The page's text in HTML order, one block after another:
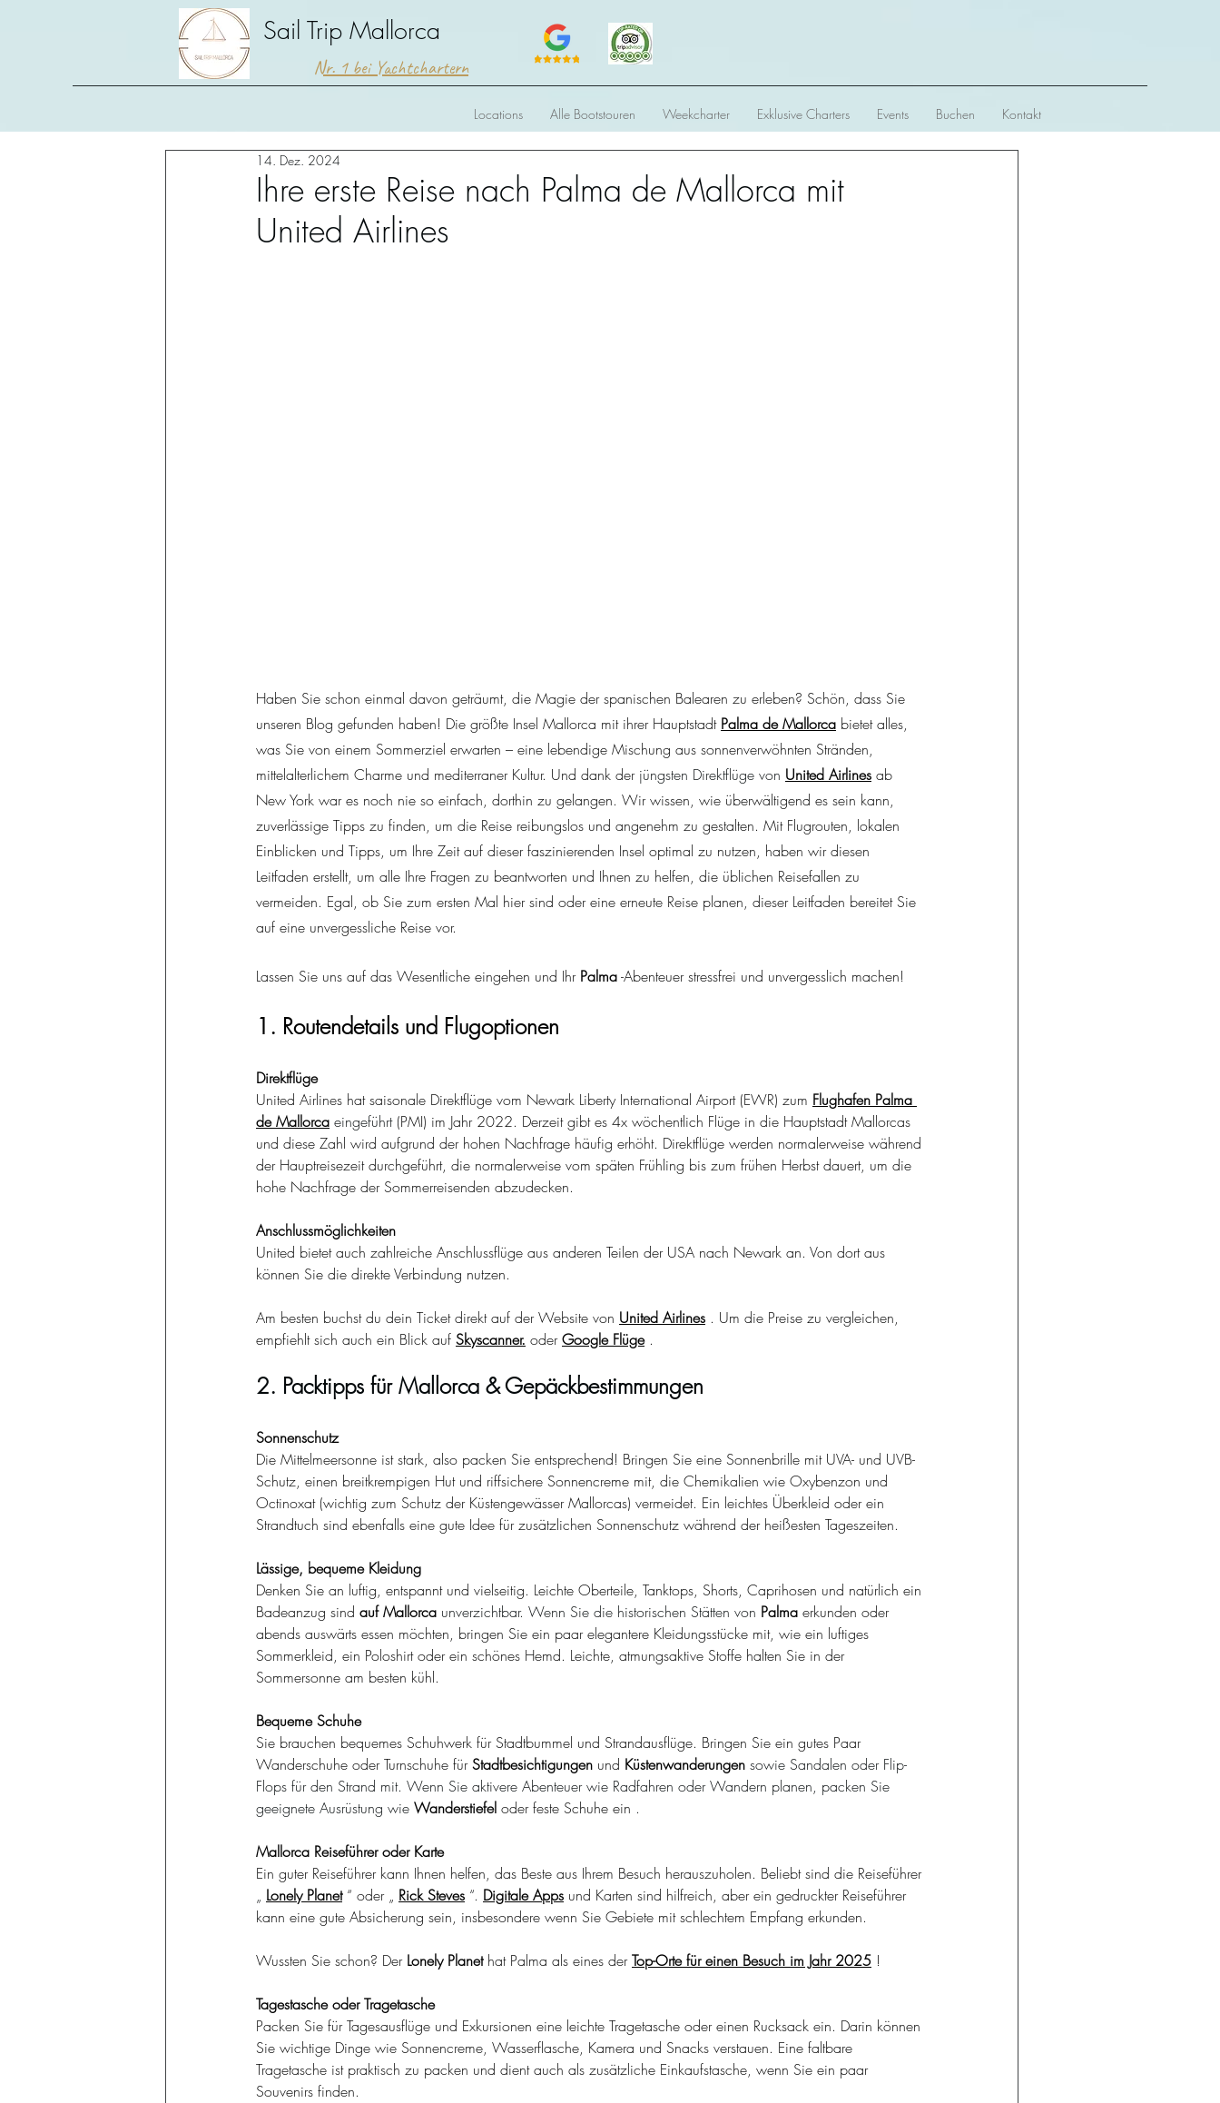
Sail Trip Mallorca
Nr. 1 bei Yachtchartern
Locations Alle Bootstouren Weekcharter Exklusive Charters Events Buchen Kontakt
Ihre erste Reise nach Palma de Mallorca mit
United Airlines
14. Dez. 2024
Haben Sie schon einmal davon geträumt, die Magie der spanischen Balearen zu erleben? Schön, dass Sie
unseren Blog gefunden haben! Die größte Insel Mallorca mit ihrer Hauptstadt Palma de Mallorca bietet alles,
was Sie von einem Sommerziel erwarten – eine lebendige Mischung aus sonnenverwöhnten Stränden,
mittelalterlichem Charme und mediterraner Kultur. Und dank der jüngsten Direktflüge von United Airlines ab
New York war es noch nie so einfach, dorthin zu gelangen. Wir wissen, wie überwältigend es sein kann,
zuverlässige Tipps zu finden, um die Reise reibungslos und angenehm zu gestalten. Mit Flugrouten, lokalen
Einblicken und Tipps, um Ihre Zeit auf dieser faszinierenden Insel optimal zu nutzen, haben wir diesen
Leitfaden erstellt, um alle Ihre Fragen zu beantworten und Ihnen zu helfen, die üblichen Reisefallen zu
vermeiden. Egal, ob Sie zum ersten Mal hier sind oder eine erneute Reise planen, dieser Leitfaden bereitet Sie
auf eine unvergessliche Reise vor.
Lassen Sie uns auf das Wesentliche eingehen und Ihr Palma-Abenteuer stressfrei und unvergesslich machen!
1. Routendetails und Flugoptionen
Direktflüge
United Airlines hat saisonale Direktflüge vom Newark Liberty International Airport (EWR) zum Flughafen Palma
de Mallorca eingeführt (PMI) im Jahr 2022. Derzeit gibt es 4x wöchentlich Flüge in die Hauptstadt Mallorcas
und diese Zahl wird aufgrund der hohen Nachfrage häufig erhöht. Direktflüge werden normalerweise während
der Hauptreisezeit durchgeführt, die normalerweise vom späten Frühling bis zum frühen Herbst dauert, um die
hohe Nachfrage der Sommerreisenden abzudecken.
Anschlussmöglichkeiten
United bietet auch zahlreiche Anschlussflüge aus anderen Teilen der USA nach Newark an. Von dort aus
können Sie die direkte Verbindung nutzen.
Am besten buchst du dein Ticket direkt auf der Website von United Airlines . Um die Preise zu vergleichen,
empfiehlt sich auch ein Blick auf Skyscanner. oder Google Flüge .
2. Packtipps für Mallorca & Gepäckbestimmungen
Sonnenschutz
Die Mittelmeersonne ist stark, also packen Sie entsprechend! Bringen Sie eine Sonnenbrille mit UVA- und UVB-
Schutz, einen breitkrempigen Hut und riffsichere Sonnencreme mit, die Chemikalien wie Oxybenzon und
Octinoxat (wichtig zum Schutz der Küstengewässer Mallorcas) vermeidet. Ein leichtes Überkleid oder ein
Strandtuch sind ebenfalls eine gute Idee für zusätzlichen Sonnenschutz während der heißesten Tageszeiten.
Lässige, bequeme Kleidung
Denken Sie an luftig, entspannt und vielseitig. Leichte Oberteile, Tanktops, Shorts, Caprihosen und natürlich ein
Badeanzug sind auf Mallorca unverzichtbar. Wenn Sie die historischen Stätten von Palma erkunden oder
abends auswärts essen möchten, bringen Sie ein paar elegantere Kleidungsstücke mit, wie ein luftiges
Sommerkleid, ein Poloshirt oder ein schönes Hemd. Leichte, atmungsaktive Stoffe halten Sie in der
Sommersonne am besten kühl.
Bequeme Schuhe
Sie brauchen bequemes Schuhwerk für Stadtbummel und Strandausflüge. Bringen Sie ein gutes Paar
Wanderschuhe oder Turnschuhe für Stadtbesichtigungen und Küstenwanderungen sowie Sandalen oder Flip-
Flops für den Strand mit. Wenn Sie aktivere Abenteuer wie Radfahren oder Wandern planen, packen Sie
geeignete Ausrüstung wie Wanderstiefel oder feste Schuhe ein .
Mallorca Reiseführer oder Karte
Ein guter Reiseführer kann Ihnen helfen, das Beste aus Ihrem Besuch herauszuholen. Beliebt sind die Reiseführer
„ Lonely Planet “ oder „ Rick Steves “. Digitale Apps und Karten sind hilfreich, aber ein gedruckter Reiseführer
kann eine gute Absicherung sein, insbesondere wenn Sie Gebiete mit schlechtem Empfang erkunden.
Wussten Sie schon? Der Lonely Planet hat Palma als eines der Top-Orte für einen Besuch im Jahr 2025 !
Tagestasche oder Tragetasche
Packen Sie für Tagesausflüge und Exkursionen eine leichte Tragetasche oder einen Rucksack ein. Darin können
Sie wichtige Dinge wie Sonnencreme, Wasserflasche, Kamera und Snacks verstauen. Eine faltbare
Tragetasche ist praktisch zu packen und dient auch als zusätzliche Einkaufstasche, wenn Sie ein paar
Souvenirs finden.